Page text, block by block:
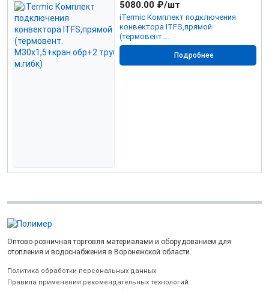
iTermic Комплект подключения
конвектора ITFS,прямой
(термовент.
М30х1,5+кран.обр+2.трубки м.гибк)
5080.00 ₽/шт
Подробнее
Оптово-розничная торговля материалами и оборудованием для
отопления и водоснабжения в Воронежской области.
Политика обработки персональных данных
Правила применения рекомендательных технологий